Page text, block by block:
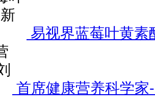
易视界蓝莓叶黄素
首席健康营养科学家